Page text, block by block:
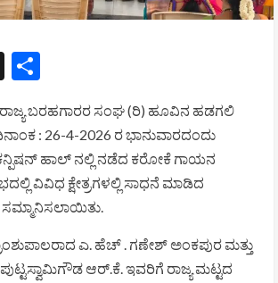
X
ಬರಹಗಾರರ ಸಂಘ (ರಿ) ಹೂವಿನ ಹಡಗಲಿ
: 26-4-2026 ರ ಭಾನುವಾರದಂದು
ಹಾಲ್ ನಲ್ಲಿ ನಡೆದ ಕರೋಕೆ ಗಾಯನ
ವಿವಿಧ ಕ್ಷೇತ್ರಗಳಲ್ಲಿ ಸಾಧನೆ ಮಾಡಿದ
ಎ. ಹೆಚ್ . ಗಣೇಶ್ ಅಂಕಪುರ ಮತ್ತು
ಪುಟ್ಟಸ್ವಾಮಿಗೌಡ ಆರ್.ಕೆ. ಇವರಿಗೆ ರಾಜ್ಯ ಮಟ್ಟದ